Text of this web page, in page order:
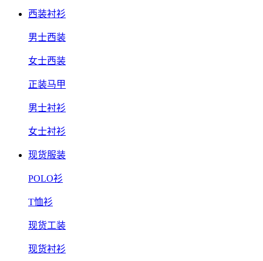
西装衬衫
男士西装
女士西装
正装马甲
男士衬衫
女士衬衫
现货服装
POLO衫
T恤衫
现货工装
现货衬衫